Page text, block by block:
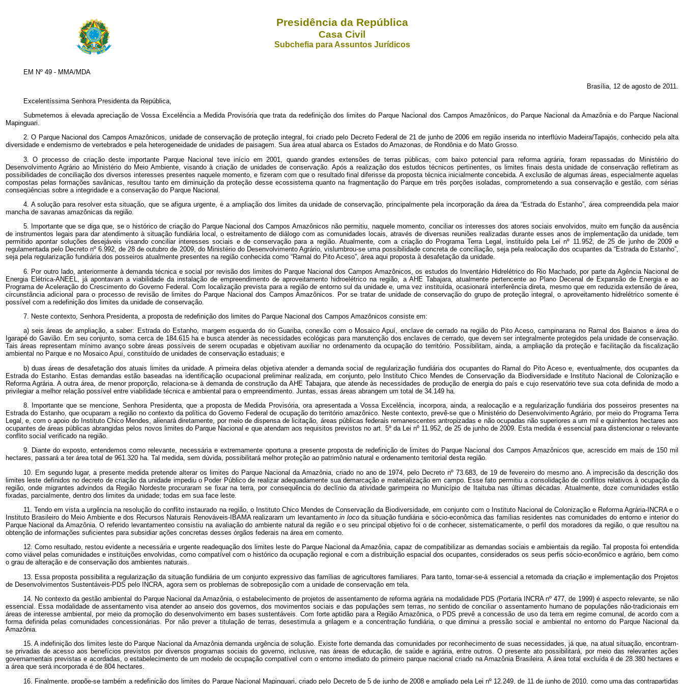
Presidência da República
Casa Civil
Subchefia para Assuntos Jurídicos
EM Nº 49 - MMA/MDA
Brasília, 12 de agosto de 2011.
Excelentíssima Senhora Presidenta da República,
Submetemos à elevada apreciação de Vossa Excelência a Medida Provisória que trata da redefinição dos limites do Parque Nacional dos Campos Amazônicos, do Parque Nacional da Amazônia e do Parque Nacional
Mapinguari.
2. O Parque Nacional dos Campos Amazônicos, unidade de conservação de proteção integral, foi criado pelo Decreto Federal de 21 de junho de 2006 em região inserida no interflúvio Madeira/Tapajós, conhecido pela alta
diversidade e endemismo de vertebrados e pela heterogeneidade de unidades de paisagem. Sua área atual abarca os Estados do Amazonas, de Rondônia e do Mato Grosso.
3. O processo de criação deste importante Parque Nacional teve início em 2001, quando grandes extensões de terras públicas, com baixo potencial para reforma agrária, foram repassadas do Ministério do
Desenvolvimento Agrário ao Ministério do Meio Ambiente, visando à criação de unidades de conservação. Após a realização dos estudos técnicos pertinentes, os limites finais desta unidade de conservação refletiram as
possibilidades de conciliação dos diversos interesses presentes naquele momento, e fizeram com que o resultado final diferisse da proposta técnica inicialmente concebida. A exclusão de algumas áreas, especialmente aquelas
compostas pelas formações savânicas, resultou tanto em diminuição da proteção desse ecossistema quanto na fragmentação do Parque em três porções isoladas, comprometendo a sua conservação e gestão, com sérias
conseqüências sobre a integridade e a conservação do Parque Nacional.
4. A solução para resolver esta situação, que se afigura urgente, é a ampliação dos limites da unidade de conservação, principalmente pela incorporação da área da “Estrada do Estanho”, área compreendida pela maior
mancha de savanas amazônicas da região.
5. Importante que se diga que, se o histórico de criação do Parque Nacional dos Campos Amazônicos não permitiu, naquele momento, conciliar os interesses dos atores sociais envolvidos, muito em função da ausência
de instrumentos legais para dar atendimento à situação fundiária local, o estreitamento de diálogo com as comunidades locais, através de diversas reuniões realizadas durante esses anos de implementação da unidade, tem
permitido apontar soluções desejáveis visando conciliar interesses sociais e de conservação para a região. Atualmente, com a criação do Programa Terra Legal, instituído pela Lei nº 11.952, de 25 de junho de 2009 e
regulamentada pelo Decreto nº 6.992, de 28 de outubro de 2009, do Ministério do Desenvolvimento Agrário, vislumbrou-se uma possibilidade concreta de conciliação, seja pela realocação dos ocupantes da “Estrada do Estanho”,
seja pela regularização fundiária dos posseiros atualmente presentes na região conhecida como “Ramal do Pito Aceso”, área aqui proposta à desafetação da unidade.
6. Por outro lado, anteriormente à demanda técnica e social por revisão dos limites do Parque Nacional dos Campos Amazônicos, os estudos do Inventário Hidrelétrico do Rio Machado, por parte da Agência Nacional de
Energia Elétrica-ANEEL, já apontavam a viabilidade da instalação de empreendimento de aproveitamento hidroelétrico na região, a AHE Tabajara, atualmente pertencente ao Plano Decenal de Expansão de Energia e ao
Programa de Aceleração do Crescimento do Governo Federal. Com localização prevista para a região de entorno sul da unidade e, uma vez instituída, ocasionará interferência direta, mesmo que em reduzida extensão de área,
circunstância adicional para o processo de revisão de limites do Parque Nacional dos Campos Amazônicos. Por se tratar de unidade de conservação do grupo de proteção integral, o aproveitamento hidrelétrico somente é
possível com a redefinição dos limites da unidade de conservação.
7. Neste contexto, Senhora Presidenta, a proposta de redefinição dos limites do Parque Nacional dos Campos Amazônicos consiste em:
a) seis áreas de ampliação, a saber: Estrada do Estanho, margem esquerda do rio Guariba, conexão com o Mosaico Apuí, enclave de cerrado na região do Pito Aceso, campinarana no Ramal dos Baianos e área do
Igarapé do Gavião. Em seu conjunto, soma cerca de 184.615 ha e busca atender às necessidades ecológicas para manutenção dos enclaves de cerrado, que devem ser integralmente protegidos pela unidade de conservação.
Tais áreas representam mínimo avanço sobre áreas possíveis de serem ocupadas e objetivam auxiliar no ordenamento da ocupação do território. Possibilitam, ainda, a ampliação da proteção e facilitação da fiscalização
ambiental no Parque e no Mosaico Apuí, constituído de unidades de conservação estaduais; e
b) duas áreas de desafetação dos atuais limites da unidade. A primeira delas objetiva atender a demanda social de regularização fundiária dos ocupantes do Ramal do Pito Aceso e, eventualmente, dos ocupantes da
Estrada do Estanho. Estas demandas estão baseadas na identificação ocupacional preliminar realizada, em conjunto, pelo Instituto Chico Mendes de Conservação da Biodiversidade e Instituto Nacional de Colonização e
Reforma Agrária. A outra área, de menor proporção, relaciona-se à demanda de construção da AHE Tabajara, que atende às necessidades de produção de energia do país e cujo reservatório teve sua cota definida de modo a
privilegiar a melhor relação possível entre viabilidade técnica e ambiental para o empreendimento. Juntas, essas áreas abrangem um total de 34.149 ha.
8. Importante que se mencione, Senhora Presidenta, que a proposta de Medida Provisória, ora apresentada a Vossa Excelência, incorpora, ainda, a realocação e a regularização fundiária dos posseiros presentes na
Estrada do Estanho, que ocuparam a região no contexto da política do Governo Federal de ocupação do território amazônico. Neste contexto, prevê-se que o Ministério do Desenvolvimento Agrário, por meio do Programa Terra
Legal, e, com o apoio do Instituto Chico Mendes, alienará diretamente, por meio de dispensa de licitação, áreas públicas federais remanescentes antropizadas e não ocupadas não superiores a um mil e quinhentos hectares aos
ocupantes de áreas públicas abrangidas pelos novos limites do Parque Nacional e que atendam aos requisitos previstos no art. 5º da Lei nº 11.952, de 25 de junho de 2009. Esta medida é essencial para distencionar o relevante
conflito social verificado na região.
9. Diante do exposto, entendemos como relevante, necessária e extremamente oportuna a presente proposta de redefinição de limites do Parque Nacional dos Campos Amazônicos que, acrescido em mais de 150 mil
hectares, passará a ter área total de 961.320 ha. Tal medida, sem dúvida, possibilitará melhor proteção ao patrimônio natural e ordenamento territorial desta região.
10. Em segundo lugar, a presente medida pretende alterar os limites do Parque Nacional da Amazônia, criado no ano de 1974, pelo Decreto nº 73.683, de 19 de fevereiro do mesmo ano. A imprecisão da descrição dos
limites leste definidos no decreto de criação da unidade impediu o Poder Público de realizar adequadamente sua demarcação e materialização em campo. Esse fato permitiu a consolidação de conflitos relativos à ocupação da
região, onde migrantes advindos da Região Nordeste procuraram se fixar na terra, por consequência do declínio da atividade garimpeira no Município de Itaituba nas últimas décadas. Atualmente, doze comunidades estão
fixadas, parcialmente, dentro dos limites da unidade; todas em sua face leste.
11. Tendo em vista a urgência na resolução do conflito instaurado na região, o Instituto Chico Mendes de Conservação da Biodiversidade, em conjunto com o Instituto Nacional de Colonização e Reforma Agrária-INCRA e o
Instituto Brasileiro do Meio Ambiente e dos Recursos Naturais Renováveis-IBAMA realizaram um levantamentoin locoda situação fundiária e sócio-econômica das famílias residentes nas comunidades do entorno e interior do
Parque Nacional da Amazônia. O referido levantamenteo consistiu na avaliação do ambiente natural da região e o seu principal objetivo foi o de conhecer, sistematicamente, o perfil dos moradores da região, o que resultou na
obtenção de informações suficientes para subsidiar ações concretas desses órgãos federais na área em comento.
12. Como resultado, restou evidente a necessária e urgente readequação dos limites leste do Parque Nacional da Amazônia, capaz de compatibilizar as demandas sociais e ambientais da região. Tal proposta foi entendida
como viável pelas comunidades e instituições envolvidas, como compatível com o histórico da ocupação regional e com a distribuição espacial dos ocupantes, considerados os seus perfis sócio-econômico e agrário, bem como
o grau de alteração e de conservação dos ambientes naturais.
13. Essa proposta possibilita a regularização da situação fundiária de um conjunto expressivo das famílias de agricultores familiares. Para tanto, tornar-se-á essencial a retomada da criação e implementação dos Projetos
de Desenvolvimentos Sustentáveis-PDS pelo INCRA, agora sem os problemas de sobreposição com a unidade de conservação em tela.
14. No contexto da gestão ambiental do Parque Nacional da Amazônia, o estabelecimento de projetos de assentamento de reforma agrária na modalidade PDS (Portaria INCRA nº 477, de 1999) é aspecto relevante, se não
essencial. Essa modalidade de assentamento visa atender ao anseio dos governos, dos movimentos sociais e das populações sem terras, no sentido de conciliar o assentamento humano de populações não-tradicionais em
áreas de interesse ambiental, por meio da promoção do desenvolvimento em bases sustentáveis. Com forte aptidão para a Região Amazônica, o PDS prevê a concessão de uso da terra em regime comunal, de acordo com a
forma definida pelas comunidades concessionárias. Por não prever a titulação de terras, desestimula a grilagem e a concentração fundiária, o que diminui a pressão social e ambiental no entorno do Parque Nacional da
Amazônia.
15. A indefinição dos limites leste do Parque Nacional da Amazônia demanda urgência de solução. Existe forte demanda das comunidades por reconhecimento de suas necessidades, já que, na atual situação, encontram-
se privadas de acesso aos benefícios previstos por diversos programas sociais do governo, inclusive, nas áreas de educação, de saúde e agrária, entre outros. O presente ato possibilitará, por meio das relevantes ações
governamentais previstas e acordadas, o estabelecimento de um modelo de ocupação compatível com o entorno imediato do primeiro parque nacional criado na Amazônia Brasileira. A área total excluída é de 28.380 hectares e
a área que será incorporada é de 804 hectares.
16. Finalmente, propõe-se também a redefinição dos limites do Parque Nacional Mapinguari, criado pelo Decreto de 5 de junho de 2008 e ampliado pela Lei nº 12.249, de 11 de junho de 2010, como uma das contrapartidas